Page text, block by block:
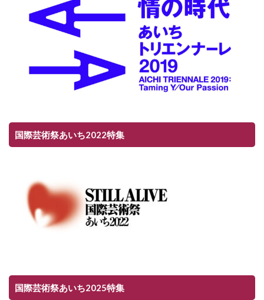
国際芸術祭あいち2022特集
国際芸術祭あいち2025特集